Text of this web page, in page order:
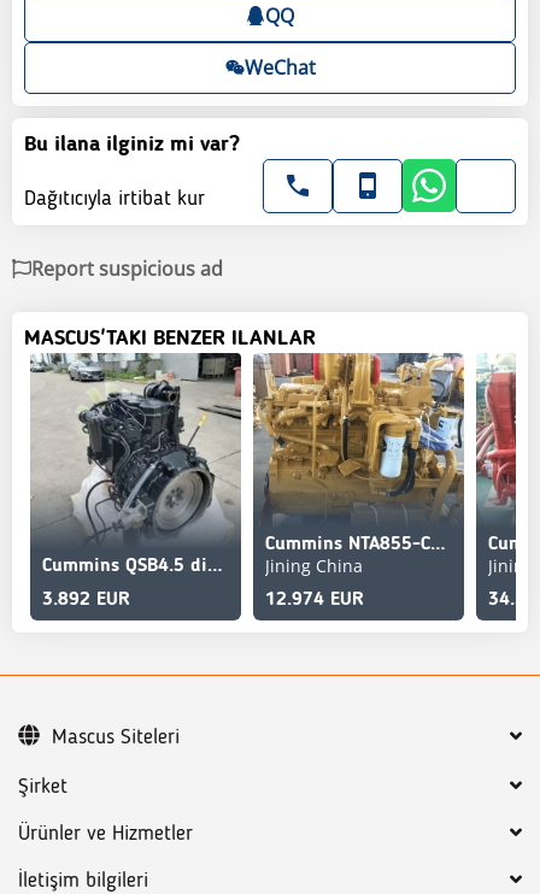
QQ
WeChat
Bu ilana ilginiz mi var?
Dağıtıcıyla irtibat kur
Report suspicious ad
MASCUS'TAKI BENZER ILANLAR
Cummins QSB4.5 diesel engine 170hp new engine
3.892 EUR
Cummins NTA855-C360S10
Jining China
12.974 EUR
Jining
Şirket
Ürünler ve Hizmetler
İletişim bilgileri
Mascus Siteleri